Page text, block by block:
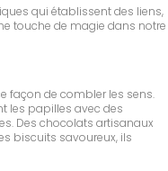
qui établissent des liens,
touche de magie dans notre
façon de combler les sens.
les papilles avec des
Des chocolats artisanaux
biscuits savoureux, ils